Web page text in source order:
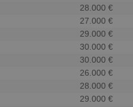
28.000 €
27.000 €
29.000 €
30.000 €
30.000 €
26.000 €
28.000 €
29.000 €